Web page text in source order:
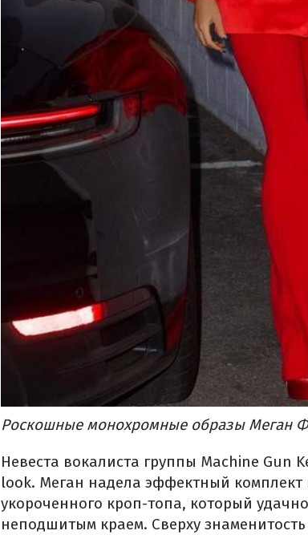
Роскошные монохромные образы Меган
Невеста вокалиста группы Machine Gun
look. Меган надела эффектный комплект
укороченного кроп-топа, который
неподшитым краем. Сверху